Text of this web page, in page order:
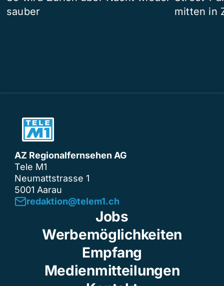
sauber
mitten in
AZ Regionalfernsehen AG
Tele M1
Neumattstrasse 1
5001 Aarau
redaktion@telem1.ch
Jobs
Werbemöglichkeiten
Empfang
Medienmitteilungen